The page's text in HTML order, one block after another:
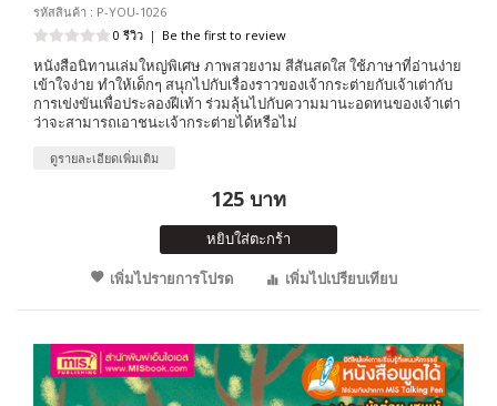
รหัสสินค้า : P-YOU-1026
0 รีวิว | Be the first to review
หนังสือนิทานเล่มใหญ่พิเศษ ภาพสวยงาม สีสันสดใส ใช้ภาษาที่อ่านง่าย
เข้าใจง่าย ทำให้เด็กๆ สนุกไปกับเรื่องราวของเจ้ากระต่ายกับเจ้าเต่ากับ
การเข่งขันเพื่อประลองฝีเท้า ร่วมลุ้นไปกับความมานะอดทนของเจ้าเต่า
ว่าจะสามารถเอาชนะเจ้ากระต่ายได้หรือไม่
ดูรายละเอียดเพิ่มเติม
125 บาท
หยิบใส่ตะกร้า
เพิ่มไปรายการโปรด
เพิ่มไปเปรียบเทียบ